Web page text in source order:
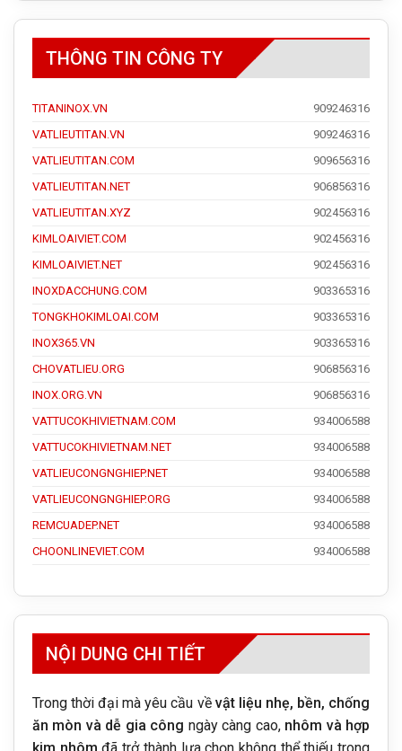
THÔNG TIN CÔNG TY
TITANINOX.VN
909246316
VATLIEUTITAN.VN
909246316
VATLIEUTITAN.COM
909656316
VATLIEUTITAN.NET
906856316
VATLIEUTITAN.XYZ
902456316
KIMLOAIVIET.COM
902456316
KIMLOAIVIET.NET
902456316
INOXDACCHUNG.COM
903365316
TONGKHOKIMLOAI.COM
903365316
INOX365.VN
903365316
CHOVATLIEU.ORG
906856316
INOX.ORG.VN
906856316
VATTUCOKHIVIETNAM.COM
934006588
VATTUCOKHIVIETNAM.NET
934006588
VATLIEUCONGNGHIEP.NET
934006588
VATLIEUCONGNGHIEP.ORG
934006588
REMCUADEP.NET
934006588
CHOONLINEVIET.COM
934006588
NỘI DUNG CHI TIẾT
Trong thời đại mà yêu cầu về vật liệu nhẹ, bền, chống
ăn mòn và dễ gia công ngày càng cao, nhôm và hợp